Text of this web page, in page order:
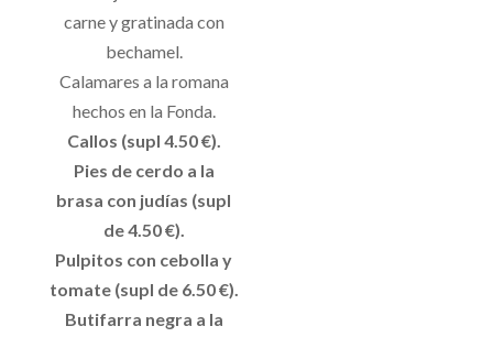
carne y gratinada con
bechamel.
Calamares a la romana
hechos en la Fonda.
Callos (supl 4.50 €).
Pies de cerdo a la
brasa con judías (supl
de 4.50 €).
Pulpitos con cebolla y
tomate (supl de 6.50 €).
Butifarra negra a la